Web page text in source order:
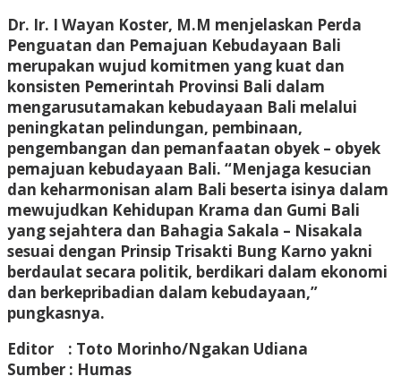
Dr. Ir. I Wayan Koster, M.M menjelaskan Perda
Penguatan dan Pemajuan Kebudayaan Bali
merupakan wujud komitmen yang kuat dan
konsisten Pemerintah Provinsi Bali dalam
mengarusutamakan kebudayaan Bali melalui
peningkatan pelindungan, pembinaan,
pengembangan dan pemanfaatan obyek – obyek
pemajuan kebudayaan Bali. “Menjaga kesucian
dan keharmonisan alam Bali beserta isinya dalam
mewujudkan Kehidupan Krama dan Gumi Bali
yang sejahtera dan Bahagia Sakala – Nisakala
sesuai dengan Prinsip Trisakti Bung Karno yakni
berdaulat secara politik, berdikari dalam ekonomi
dan berkepribadian dalam kebudayaan,”
pungkasnya.
Editor : Toto Morinho/Ngakan Udiana
Sumber : Humas